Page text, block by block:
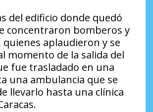
del edificio donde quedó
concentraron bomberos y
aplaudieron y se
momento de la salida del
fue trasladado en una
una ambulancia que se
llevarlo hasta una clínica